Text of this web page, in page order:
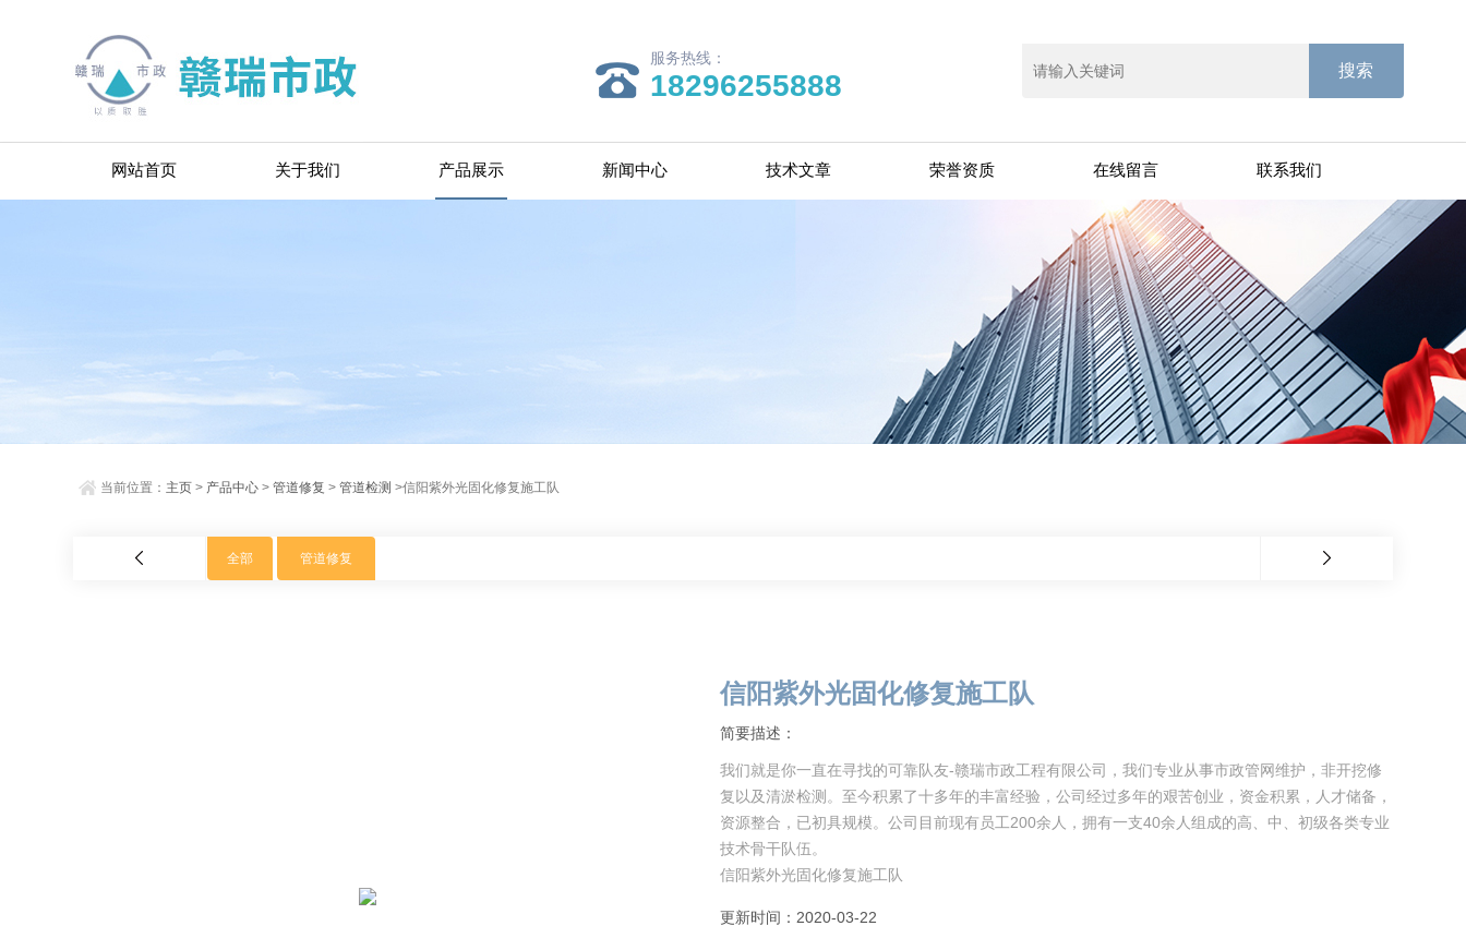
服务热线：
18296255888
网站首页 关于我们 产品展示 新闻中心 技术文章 荣誉资质 在线留言 联系我们
当前位置： 主页 > 产品中心 >管道修复 >管道检测 >信阳紫外光固化修复施工队
全部 管道修复
信阳紫外光固化修复施工队
简要描述：
我们就是你一直在寻找的可靠队友-赣瑞市政工程有限公司，我们专业从事市政管网维护，非开挖修
复以及清淤检测。至今积累了十多年的丰富经验，公司经过多年的艰苦创业，资金积累，人才储备，
资源整合，已初具规模。公司目前现有员工200余人，拥有一支40余人组成的高、中、初级各类专业
技术骨干队伍。
信阳紫外光固化修复施工队
统
更新时间：2020-03-22